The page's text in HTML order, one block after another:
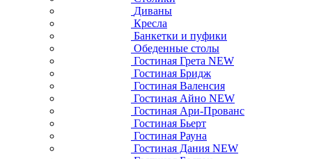
Диваны
Кресла
Банкетки и пуфики
Обеденные столы
Гостиная Грета NEW
Гостиная Бридж
Гостиная Валенсия
Гостиная Айно NEW
Гостиная Ари-Прованс
Гостиная Бьерт
Гостиная Рауна
Гостиная Дания NEW